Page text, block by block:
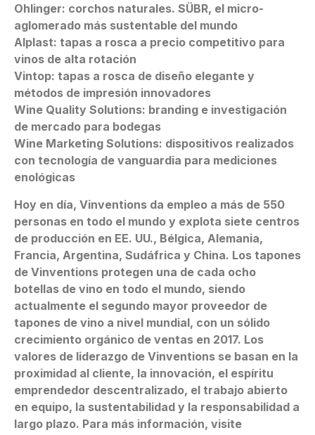
Ohlinger: corchos naturales. SÜBR, el micro-
aglomerado más sustentable del mundo
Alplast: tapas a rosca a precio competitivo para
vinos de alta rotación
Vintop: tapas a rosca de diseño elegante y
métodos de impresión innovadores
Wine Quality Solutions: branding e investigación
de mercado para bodegas
Wine Marketing Solutions: dispositivos realizados
con tecnología de vanguardia para mediciones
enológicas
Hoy en día, Vinventions da empleo a más de 550
personas en todo el mundo y explota siete centros
de producción en EE. UU., Bélgica, Alemania,
Francia, Argentina, Sudáfrica y China. Los tapones
de Vinventions protegen una de cada ocho
botellas de vino en todo el mundo, siendo
actualmente el segundo mayor proveedor de
tapones de vino a nivel mundial, con un sólido
crecimiento orgánico de ventas en 2017. Los
valores de liderazgo de Vinventions se basan en la
proximidad al cliente, la innovación, el espíritu
emprendedor descentralizado, el trabajo abierto
en equipo, la sustentabilidad y la responsabilidad a
largo plazo. Para más información, visite